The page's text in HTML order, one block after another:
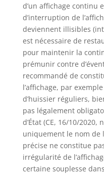
d’un affichage continu
d’interruption de
deviennent illisibles
est nécessaire de
pour maintenir la
prémunir contre
recommandé de
l’affichage, par
d’huissier réguliers,
pas légalement
d’État (CE, 16/10/2020,
uniquement le nom de
précise ne constitue
irrégularité de
certaine souplesse